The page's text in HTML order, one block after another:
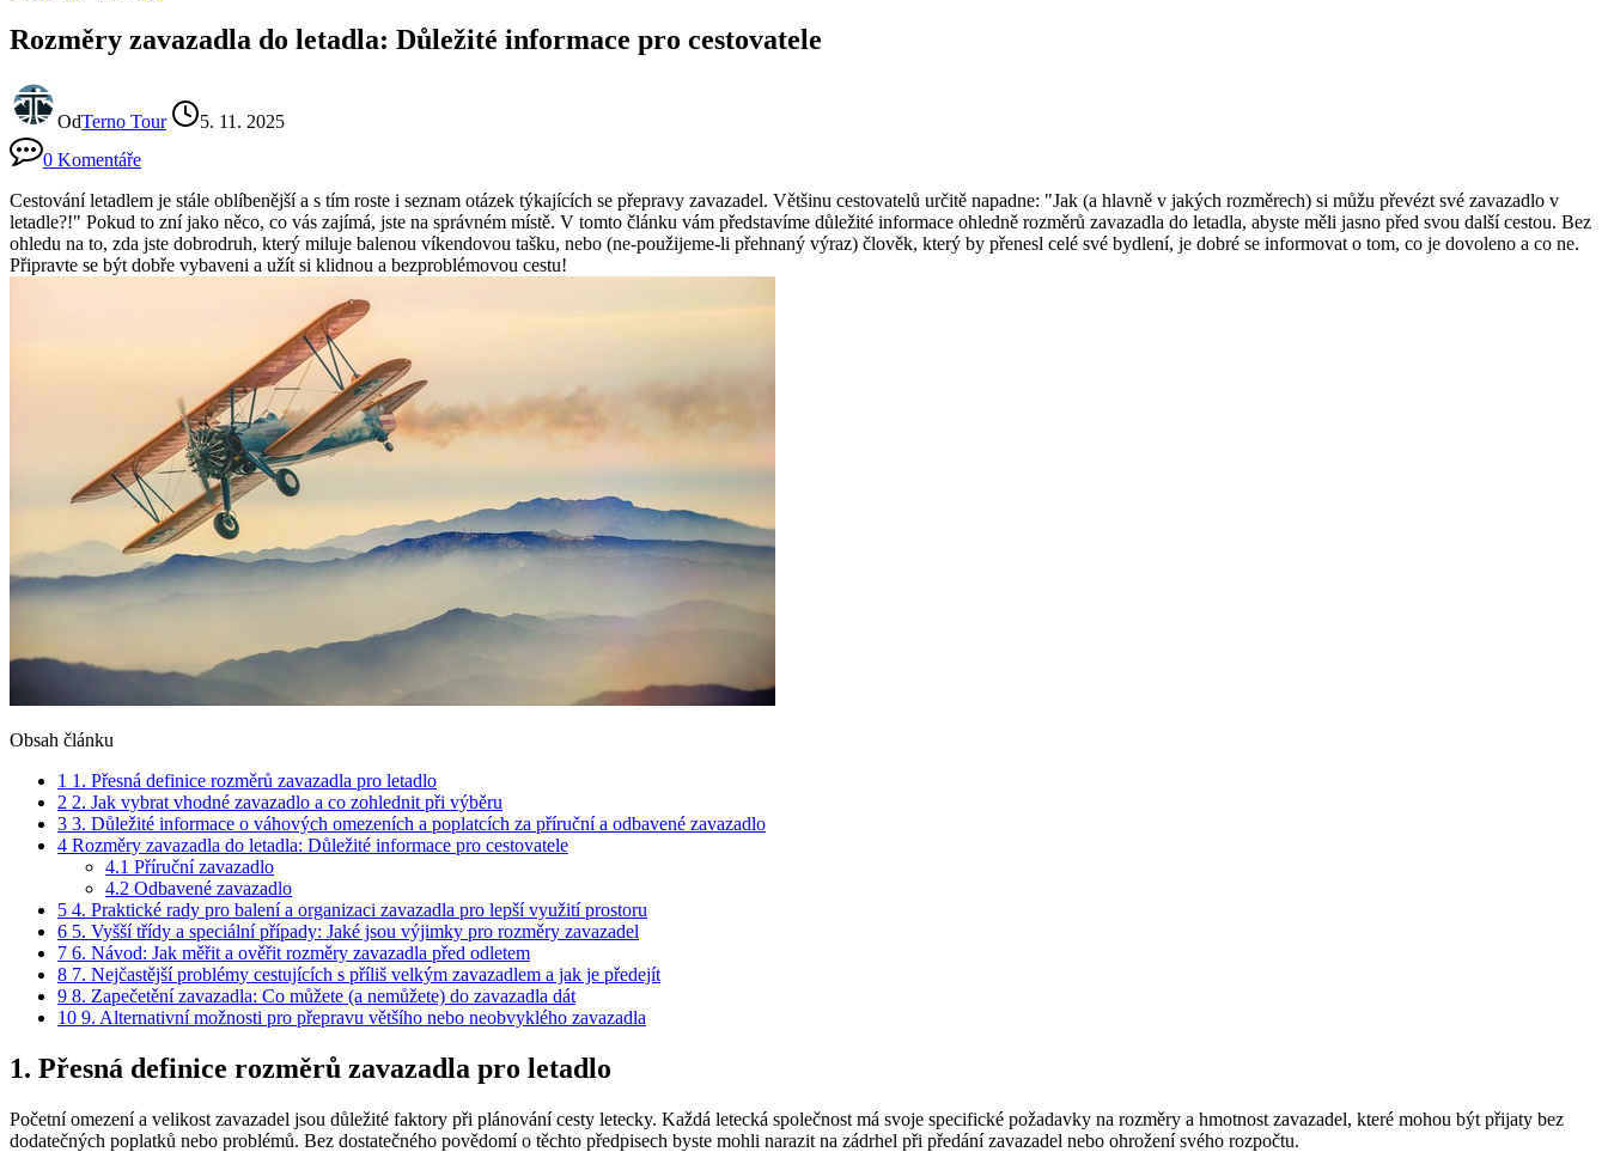
Rozměry zavazadla do letadla: Důležité informace pro cestovatele
OdTerno Tour
5. 11. 2025
0 Komentáře
Cestování letadlem je stále oblíbenější a s tím roste i seznam otázek týkajících se přepravy zavazadel. Většinu cestovatelů určitě napadne: "Jak (a hlavně v jakých rozměrech) si můžu převézt své zavazadlo v
letadle?!" Pokud to zní jako něco, co vás zajímá, jste na správném místě. V tomto článku vám představíme důležité informace ohledně rozměrů zavazadla do letadla, abyste měli jasno před svou další cestou. Bez
ohledu na to, zda jste dobrodruh, který miluje balenou víkendovou tašku, nebo (ne-použijeme-li přehnaný výraz) člověk, který by přenesl celé své bydlení, je dobré se informovat o tom, co je dovoleno a co ne.
Připravte se být dobře vybaveni a užít si klidnou a bezproblémovou cestu!
Obsah článku
1 1. Přesná definice rozměrů zavazadla pro letadlo
2 2. Jak vybrat vhodné zavazadlo a co zohlednit při výběru
3 3. Důležité informace o váhových omezeních a poplatcích za příruční a odbavené zavazadlo
4 Rozměry zavazadla do letadla: Důležité informace pro cestovatele
4.1 Příruční zavazadlo
4.2 Odbavené zavazadlo
5 4. Praktické rady pro balení a organizaci zavazadla pro lepší využití prostoru
6 5. Vyšší třídy a speciální případy: Jaké jsou výjimky pro rozměry zavazadel
7 6. Návod: Jak měřit a ověřit rozměry zavazadla před odletem
8 7. Nejčastější problémy cestujících s příliš velkým zavazadlem a jak je předejít
9 8. Zapečetění zavazadla: Co můžete (a nemůžete) do zavazadla dát
10 9. Alternativní možnosti pro přepravu většího nebo neobvyklého zavazadla
1. Přesná definice rozměrů zavazadla pro letadlo
Početní omezení a velikost zavazadel jsou důležité faktory při plánování cesty letecky. Každá letecká společnost má svoje specifické požadavky na rozměry a hmotnost zavazadel, které mohou být přijaty bez
dodatečných poplatků nebo problémů. Bez dostatečného povědomí o těchto předpisech byste mohli narazit na zádrhel při předání zavazadel nebo ohrožení svého rozpočtu.